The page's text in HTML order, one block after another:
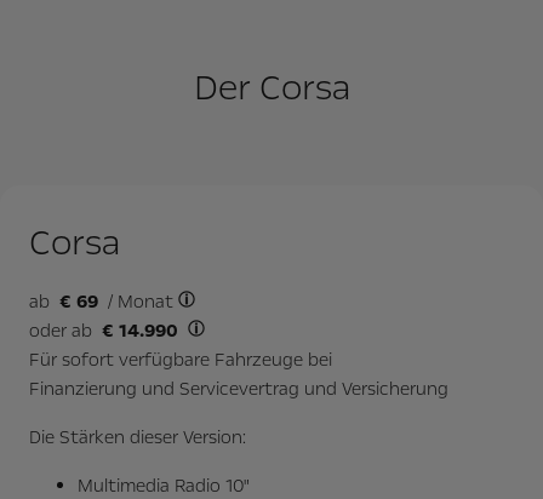
Der Corsa
Corsa
ab € 69 / Monat
oder ab € 14.990
Für sofort verfügbare Fahrzeuge bei
Finanzierung und Servicevertrag und Versicherung
Die Stärken dieser Version:
Multimedia Radio 10"